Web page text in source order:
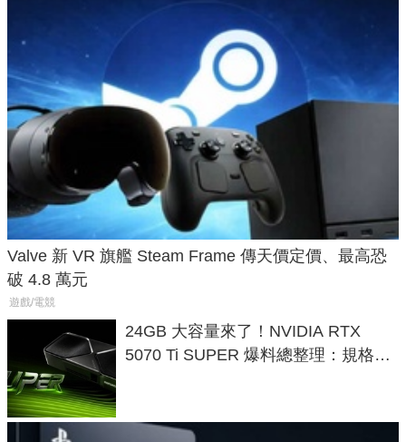
Valve 新 VR 旗艦 Steam Frame 傳天價定價、最高恐
破 4.8 萬元
遊戲/電競
24GB 大容量來了！NVIDIA RTX
5070 Ti SUPER 爆料總整理：規格、